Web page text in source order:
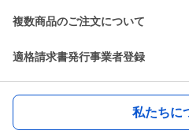
複数商品のご注文について
適格請求書発行事業者登録
私たちに